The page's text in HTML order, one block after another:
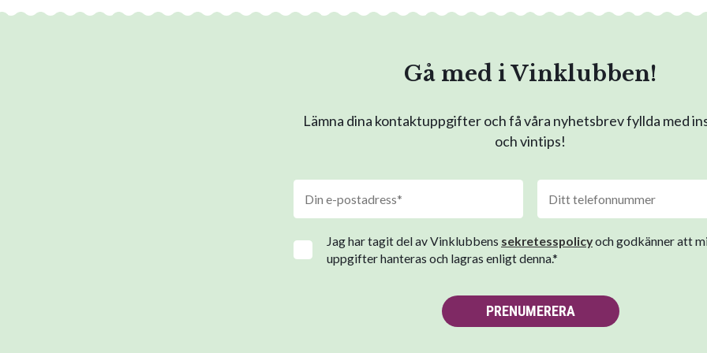
Gå med i Vinklubben!
Lämna dina kontaktuppgifter och få våra nyhetsbrev fyllda med
och vintips!
Jag har tagit del av Vinklubbens sekretesspolicyoch godkänner att
uppgifter hanteras och lagras enligt denna.*
PRENUMERERA